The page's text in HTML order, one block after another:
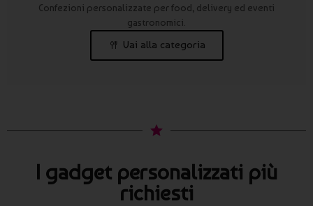
Confezioni personalizzate per food, delivery ed eventi
gastronomici.
Vai alla categoria
I gadget personalizzati più
richiesti